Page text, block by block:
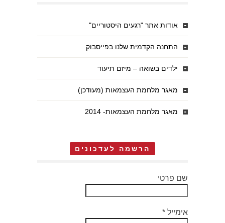
אודות אתר "רגעים היסטוריים"
התחנה הקדמית שלנו בפייסבוק
ילדים בשואה – מיזם תיעוד
מאגר מלחמת העצמאות (מעודכן)
מאגר מלחמת העצמאות- 2014
הרשמה לעדכונים
שם פרטי
אימייל *